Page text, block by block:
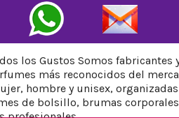
los Gustos Somos
más reconocidos del
hombre y unisex,
de bolsillo, brumas